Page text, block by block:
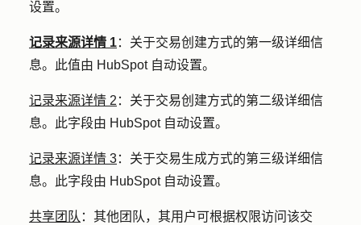
设置。
记录来源详情 1： 关于交易创建方式的第一级详细信
息。此值由 HubSpot 自动设置。
记录来源详情 2 ：关于交易创建方式的第二级详细信
息。此字段由 HubSpot 自动设置。
记录来源详情 3：关于交易生成方式的第三级详细信
息。此字段由 HubSpot 自动设置。
共享团队 ：其他团队，其用户可根据权限访问该交